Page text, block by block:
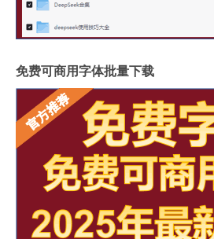
免费可商用字体批量下载